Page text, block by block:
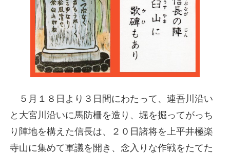
５月１８日より３日間にわたって、連吾川沿い
と大宮川沿いに馬防柵を造り、堀を掘ってがっち
り陣地を構えた信長は、２０日諸将を上平井極楽
寺山に集めて軍議を開き、念入りな作戦をたてた